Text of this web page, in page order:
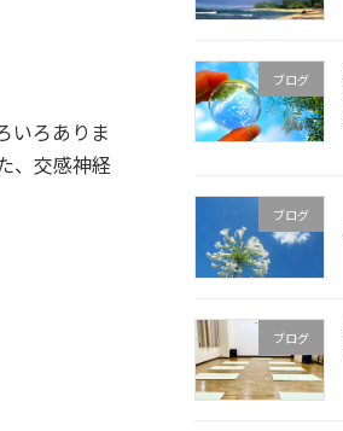
いろありま
、交感神経
ブログ
ブログ
ブログ